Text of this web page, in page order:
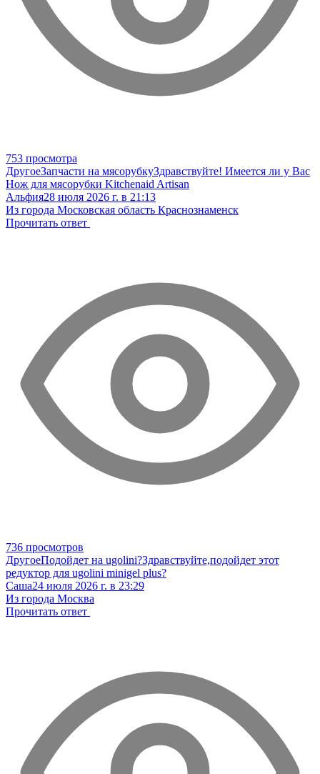
753 просмотра
ДругоеЗапчасти на мясорубкуЗдравствуйте! Имеется ли у Вас
Нож для мясорубки Kitchenaid Artisan
Альфия28 июля 2026 г. в 21:13
Из города Московская область Краснознаменск
Прочитать ответ
736 просмотров
ДругоеПодойдет на ugolini?Здравствуйте,подойдет этот
редуктор для ugolini minigel plus?
Саша24 июля 2026 г. в 23:29
Из города Москва
Прочитать ответ